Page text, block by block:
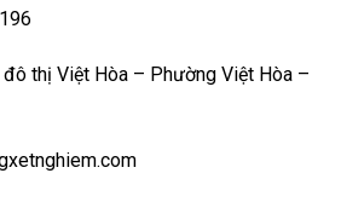
thị Việt Hòa – Phường Việt Hòa –